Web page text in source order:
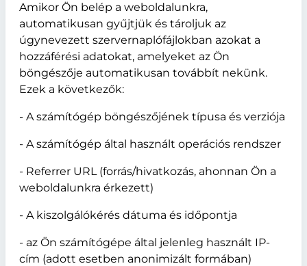
Amikor Ön belép a weboldalunkra,
automatikusan gyűjtjük és tároljuk az
úgynevezett szervernaplófájlokban azokat a
hozzáférési adatokat, amelyeket az Ön
böngészője automatikusan továbbít nekünk.
Ezek a következők:
- A számítógép böngészőjének típusa és verziója
- A számítógép által használt operációs rendszer
- Referrer URL (forrás/hivatkozás, ahonnan Ön a
weboldalunkra érkezett)
- A kiszolgálókérés dátuma és időpontja
- az Ön számítógépe által jelenleg használt IP-
cím (adott esetben anonimizált formában)